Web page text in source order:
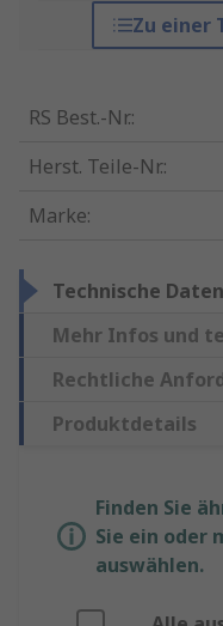
Zu einer
RS Best.-Nr.:
Herst. Teile-Nr.:
Marke:
Technische Daten
Mehr Infos und
Rechtliche
Produktdetails
Finden Sie
Sie ein oder
auswählen.